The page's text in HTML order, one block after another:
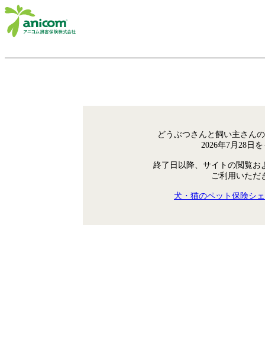
どうぶつさんと飼い主さん
2026年7月28日
終了日以降、サイトの閲覧お
ご利用いただ
犬・猫のペット保険シ